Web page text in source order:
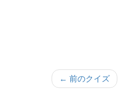
投← 前のクイズ